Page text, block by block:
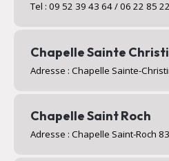
Tel : 09 52 39 43 64 / 06 22 85
Chapelle Sainte
Adresse : Chapelle Sainte-
Chapelle Saint Roch
Adresse : Chapelle Saint-Roch